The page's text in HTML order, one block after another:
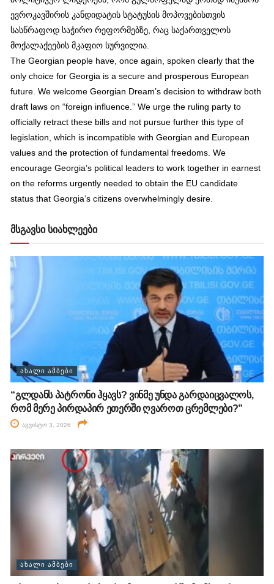
ევროკავშირის კანდიდატის სტატუსის მოპოვებისთვის
სასწრაფოდ საჭირო რეფორმებზე, რაც საქართველოს
მოქალაქეების მკაფიო სურვილია.
The Georgian people have, once again, spoken clearly that the
only choice for Georgia is a secure and prosperous European
future. We welcome Georgian Dream’s decision to withdraw both
draft laws on “foreign influence.” We urge the ruling party to
officially retract these bills and not pursue further this type of
legislation, which is incompatible with Georgian and European
values and the protection of fundamental freedoms. We
encourage Georgia’s political leaders to work together in earnest
on the reforms urgently needed to obtain the EU candidate
status that Georgia’s citizens overwhelmingly desire.
მსგავსი სიახლეები
ᲐᲮᲐᲚᲘ ᲐᲛᲑᲔᲑᲘ
“გლდანს პატრონი ჰყავს? ვინმე უნდა გარდაიცვალოს,
რომ მერე პირდაპირ ეთერში ღვაროთ ცრემლები?”
აგვისტო 3, 2026
ᲐᲮᲐᲚᲘ ᲐᲛᲑᲔᲑᲘ